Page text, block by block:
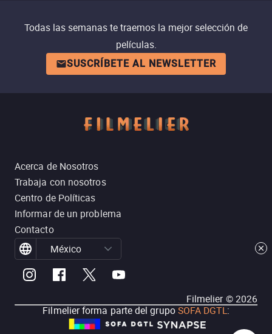
Todas las semanas te traemos la mejor selección de
películas.
SUSCRÍBETE AL NEWSLETTER
Acerca de Nosotros
Trabaja con nosotros
Centro de Políticas
Informar de un problema
Contacto
México
Filmelier ©2026
Filmelier forma parte del grupoSOFA DGTL: